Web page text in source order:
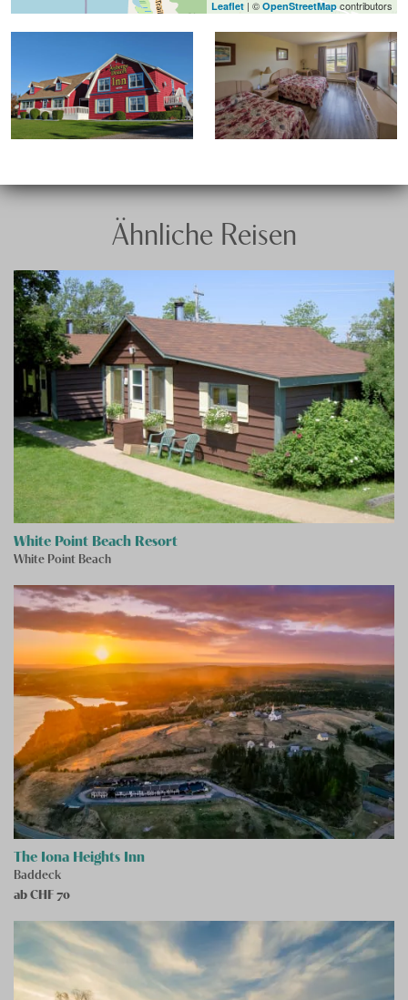
Leaflet | © OpenStreetMap contributors
Ähnliche Reisen
White Point Beach Resort
White Point Beach
The Iona Heights Inn
Baddeck
ab CHF70